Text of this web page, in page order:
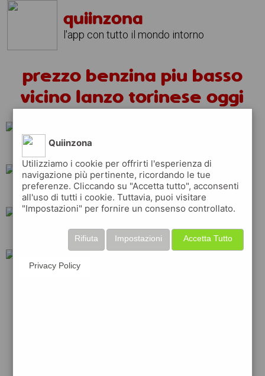
quiinzona
l'app con tutto il mondo intorno
prezzo benzina piu basso
vicino lanzo torinese oggi
repsol
q8 ip erg
Quiinzona
Utilizziamo i cookie per offrirti l'esperienza di
navigazione più pertinente, ricordando le tue
preferenze. Cliccando su "Accetta tutto", acconsenti
all'uso di tutti i cookie. Tuttavia, puoi visitare
"Impostazioni" per fornire un consenso controllato.
Accetta Tutto
Impostazioni
Rifiuta
Privacy Policy